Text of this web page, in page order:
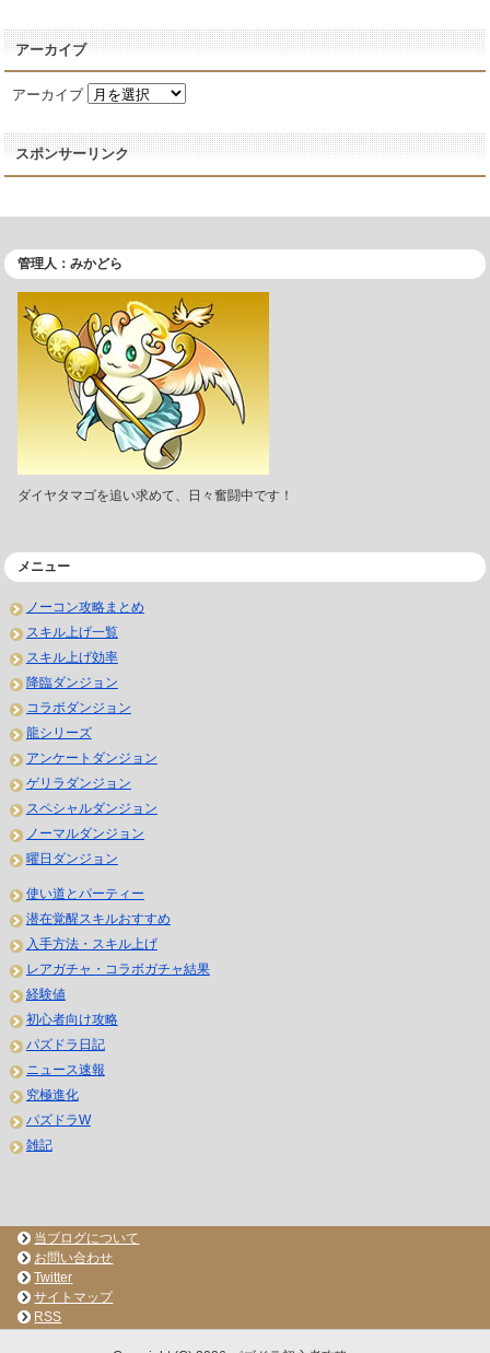
アーカイブ
アーカイブ
スポンサーリンク
管理人：みかどら
ダイヤタマゴを追い求めて、日々奮闘中です！
メニュー
ノーコン攻略まとめ
スキル上げ一覧
スキル上げ効率
降臨ダンジョン
コラボダンジョン
龍シリーズ
アンケートダンジョン
ゲリラダンジョン
スペシャルダンジョン
ノーマルダンジョン
曜日ダンジョン
使い道とパーティー
潜在覚醒スキルおすすめ
入手方法・スキル上げ
レアガチャ・コラボガチャ結果
経験値
初心者向け攻略
パズドラ日記
ニュース速報
究極進化
パズドラW
雑記
当ブログについて
お問い合わせ
Twitter
サイトマップ
RSS